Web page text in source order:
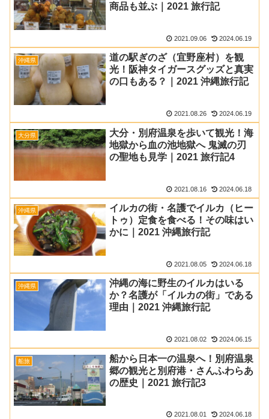
商品も並ぶ｜2021 旅行記
2021.09.06 2024.06.19
沖縄県
道の駅ぎのざ（宜野座村）を観
光！阪神タイガースグッズと真実
の口もある？｜2021 沖縄旅行記
2021.08.26 2024.06.19
大分県
大分・別府温泉を歩いて観光！海
地獄から血の池地獄へ 鬼滅の刃
の聖地も見学｜2021 旅行記4
2021.08.16 2024.06.18
沖縄県
イルカの街・名護でイルカ（ヒー
トゥ）定食を食べる！その味はい
かに｜2021 沖縄旅行記
2021.08.05 2024.06.18
沖縄県
沖縄の海に野生のイルカはいる
か？名護が「イルカの街」である
理由｜2021 沖縄旅行記
2021.08.02 2024.06.15
船旅
船から日本一の温泉へ！別府温泉
郷の観光と別府港・さんふわらあ
の歴史｜2021 旅行記3
2021.08.01 2024.06.18